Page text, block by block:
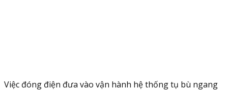
Việc đóng điện đưa vào vận hành hệ thống tụ bù ngang